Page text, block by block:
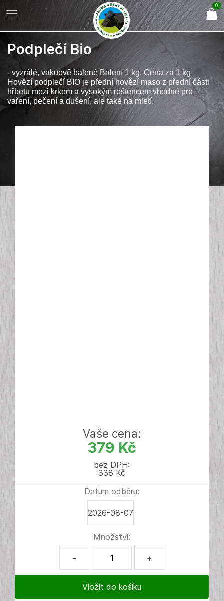
Podplečí Bio
- vyzrálé, vakuově balené Balení 1 kg, Cena za 1 kg
Hovězí podplečí BIO je přední hovězí maso z přední části
hřbetu mezi krkem a vysokým roštencem vhodné pro
vaření, pečení a dušení, ale také na mletí.
Vaše cena:
379 Kč
bez DPH:
338 Kč
Datum odběru:
2026-08-07
Množství:
- +
0